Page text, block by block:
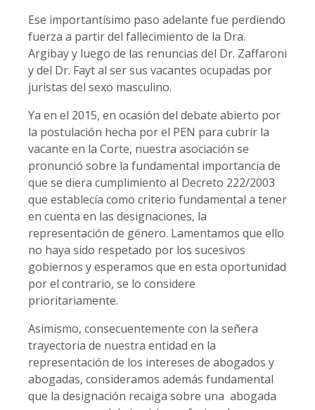
Ese importantísimo paso adelante fue perdiendo
fuerza a partir del fallecimiento de la Dra.
Argibay y luego de las renuncias del Dr. Zaffaroni
y del Dr. Fayt al ser sus vacantes ocupadas por
juristas del sexo masculino.
Ya en el 2015, en ocasión del debate abierto por
la postulación hecha por el PEN para cubrir la
vacante en la Corte, nuestra asociación se
pronunció sobre la fundamental importancia de
que se diera cumplimiento al Decreto 222/2003
que establecía como criterio fundamental a tener
en cuenta en las designaciones, la
representación de género. Lamentamos que ello
no haya sido respetado por los sucesivos
gobiernos y esperamos que en esta oportunidad
por el contrario, se lo considere
prioritariamente.
Asimismo, consecuentemente con la señera
trayectoria de nuestra entidad en la
representación de los intereses de abogados y
abogadas, consideramos además fundamental
que la designación recaiga sobre una abogada